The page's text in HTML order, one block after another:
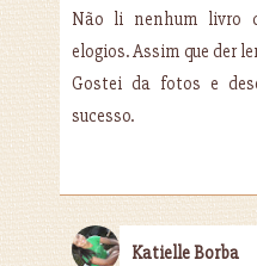
Não li nenhum livro
elogios. Assim que der
Gostei da fotos e
sucesso.
Katielle Borba